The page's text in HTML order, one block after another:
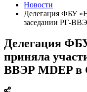
Новости
Делегация ФБУ
заседании РГ-
Делегация
приняла
ВВЭР MDEP в